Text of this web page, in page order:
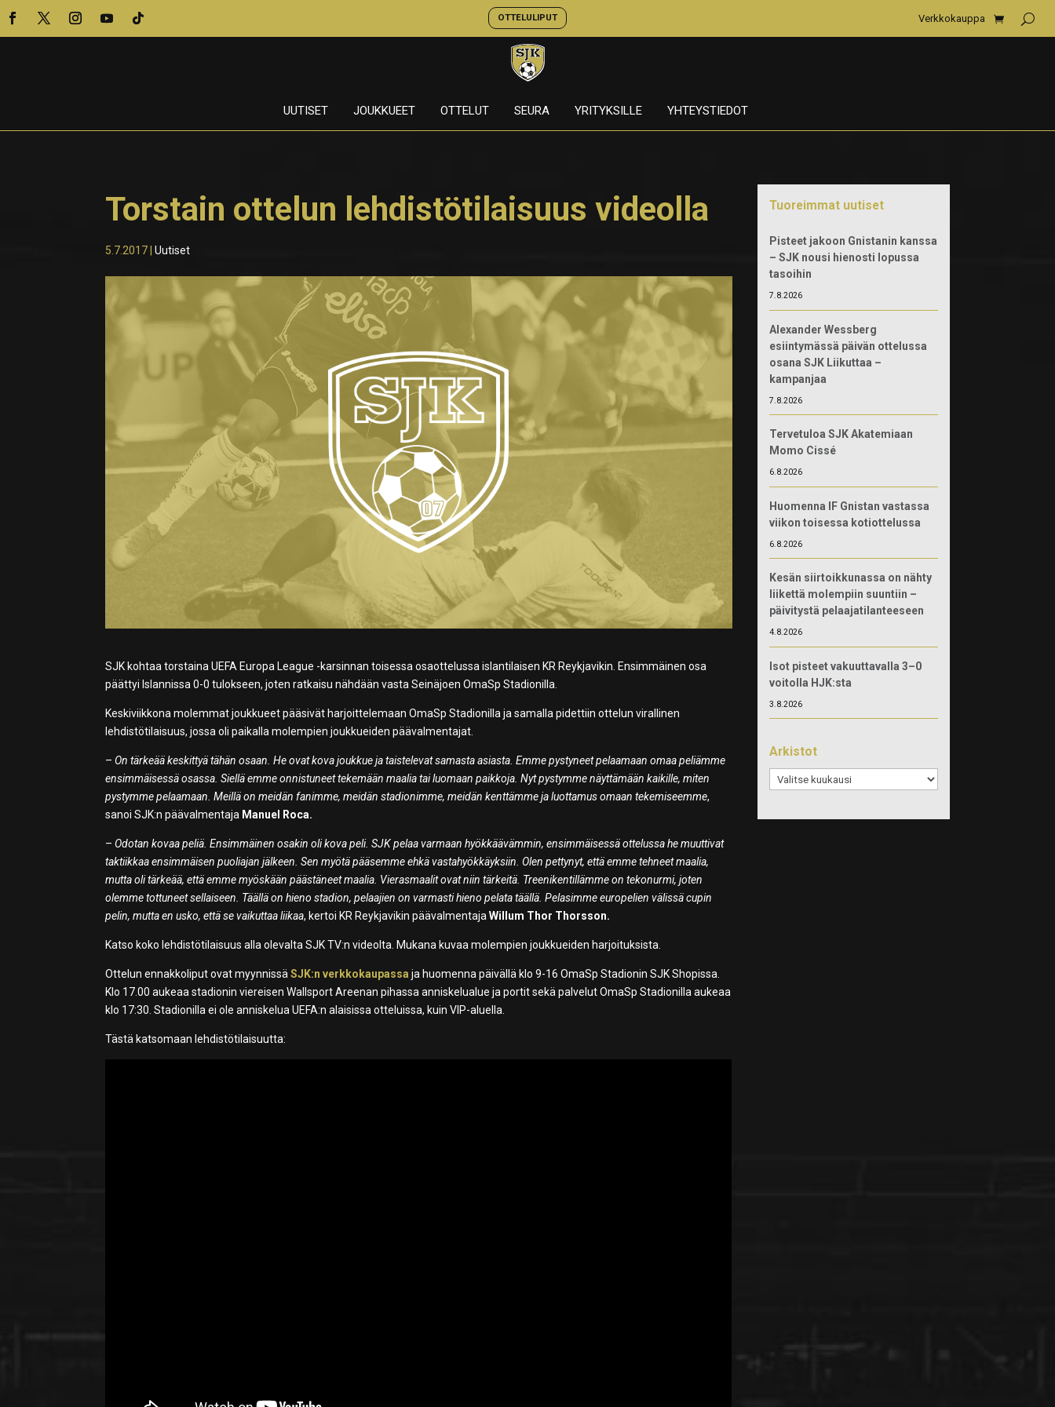
OTTELULIPUT Verkkokauppa
UUTISET JOUKKUEET OTTELUT SEURA YRITYKSILLE YHTEYSTIEDOT
Torstain ottelun lehdistötilaisuus videolla
5.7.2017 |Uutiset
SJK kohtaa torstaina UEFA Europa League -karsinnan toisessa osaottelussa islantilaisen KR Reykjavikin. Ensimmäinen osa
päättyi Islannissa 0-0 tulokseen, joten ratkaisu nähdään vasta Seinäjoen OmaSp Stadionilla.
Keskiviikkona molemmat joukkueet pääsivät harjoittelemaan OmaSp Stadionilla ja samalla pidettiin ottelun virallinen
lehdistötilaisuus, jossa oli paikalla molempien joukkueiden päävalmentajat.
–On tärkeää keskittyä tähän osaan. He ovat kova joukkue ja taistelevat samasta asiasta. Emme pystyneet pelaamaan omaa peliämme
ensimmäisessä osassa. Siellä emme onnistuneet tekemään maalia tai luomaan paikkoja. Nyt pystymme näyttämään kaikille, miten
pystymme pelaamaan. Meillä on meidän fanimme, meidän stadionimme, meidän kenttämme ja luottamus omaan tekemiseemme,
sanoi SJK:n päävalmentaja Manuel Roca.
–Odotan kovaa peliä. Ensimmäinen osakin oli kova peli. SJK pelaa varmaan hyökkäävämmin, ensimmäisessä ottelussa he muuttivat
taktiikkaa ensimmäisen puoliajan jälkeen. Sen myötä pääsemme ehkä vastahyökkäyksiin. Olen pettynyt, että emme tehneet maalia,
mutta oli tärkeää, että emme myöskään päästäneet maalia. Vierasmaalit ovat niin tärkeitä. Treenikentillämme on tekonurmi, joten
olemme tottuneet sellaiseen. Täällä on hieno stadion, pelaajien on varmasti hieno pelata täällä. Pelasimme europelien välissä cupin
pelin, mutta en usko, että se vaikuttaa liikaa, kertoi KR Reykjavikin päävalmentajaWillum Thor Thorsson.
Katso koko lehdistötilaisuus alla olevalta SJK TV:n videolta. Mukana kuvaa molempien joukkueiden harjoituksista.
Ottelun ennakkoliput ovat myynnissäSJK:n verkkokaupassa ja huomenna päivällä klo 9-16 OmaSp Stadionin SJK Shopissa.
Klo 17.00 aukeaa stadionin viereisen Wallsport Areenan pihassa anniskelualue ja portit sekä palvelut OmaSp Stadionilla aukeaa
klo 17:30. Stadionilla ei ole anniskelua UEFA:n alaisissa otteluissa, kuin VIP-aluella.
Tästä katsomaan lehdistötilaisuutta:
Tuoreimmat uutiset
Pisteet jakoon Gnistanin kanssa
– SJK nousi hienosti lopussa
tasoihin
7.8.2026
Alexander Wessberg
esiintymässä päivän ottelussa
osana SJK Liikuttaa –
kampanjaa
7.8.2026
Tervetuloa SJK Akatemiaan
Momo Cissé
6.8.2026
Huomenna IF Gnistan vastassa
viikon toisessa kotiottelussa
6.8.2026
Kesän siirtoikkunassa on nähty
liikettä molempiin suuntiin –
päivitystä pelaajatilanteeseen
4.8.2026
Isot pisteet vakuuttavalla 3–0
voitolla HJK:sta
3.8.2026
Arkistot
Arkistot